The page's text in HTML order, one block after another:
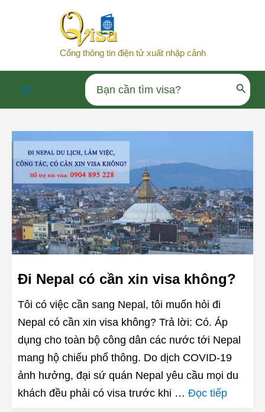
Cổng thông tin điện tử xuất nhập cảnh
Menu
Search
for:
Đi Nepal có cần xin visa không?
Tôi có việc cần sang Nepal, tôi muốn hỏi đi
Nepal có cần xin visa không? Trả lời: Có. Áp
dụng cho toàn bộ công dân các nước tới Nepal
mang hộ chiếu phổ thông. Do dịch COVID-19
ảnh hưởng, đại sứ quán Nepal yêu cầu mọi du
khách đều phải có visa trước khi … Đọc tiếp